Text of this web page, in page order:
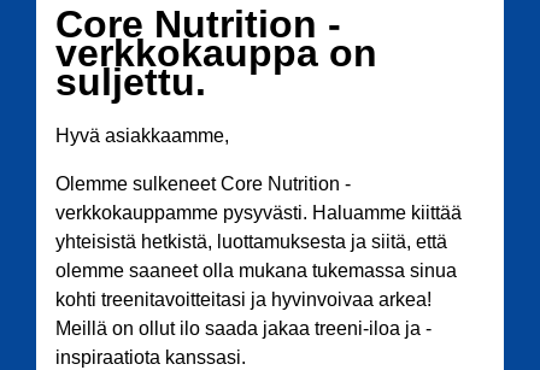
Core Nutrition -
verkkokauppa on
suljettu.
Hyvä asiakkaamme,
Olemme sulkeneet Core Nutrition -
verkkokauppamme pysyvästi. Haluamme kiittää
yhteisistä hetkistä, luottamuksesta ja siitä, että
olemme saaneet olla mukana tukemassa sinua
kohti treenitavoitteitasi ja hyvinvoivaa arkea!
Meillä on ollut ilo saada jakaa treeni-iloa ja -
inspiraatiota kanssasi.